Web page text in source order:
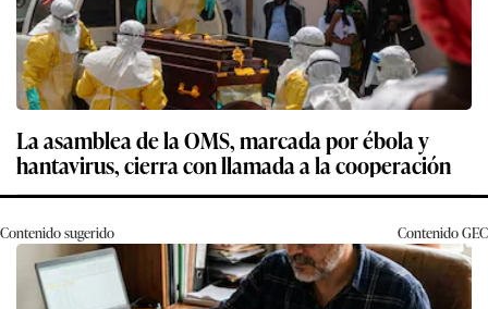
La asamblea de la OMS, marcada por ébola y
hantavirus, cierra con llamada a la cooperación
Contenido sugerido ContenidoGEC